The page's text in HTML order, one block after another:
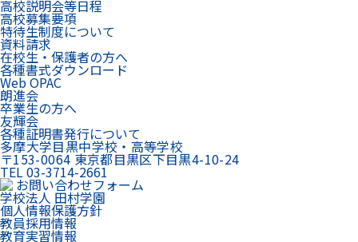
高校説明会等日程
高校募集要項
特待生制度について
資料請求
在校生・保護者の方へ
各種書式ダウンロード
Web OPAC
朗進会
卒業生の方へ
友輝会
各種証明書発行について
多摩大学目黒中学校・高等学校
〒153-0064 東京都目黒区下目黒4-10-24
TEL 03-3714-2661
お問い合わせフォーム
学校法人 田村学園
個人情報保護方針
教員採用情報
教育実習情報